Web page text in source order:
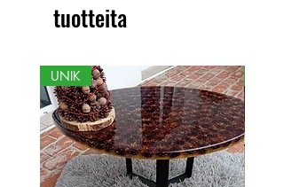
tuotteita
UNIK